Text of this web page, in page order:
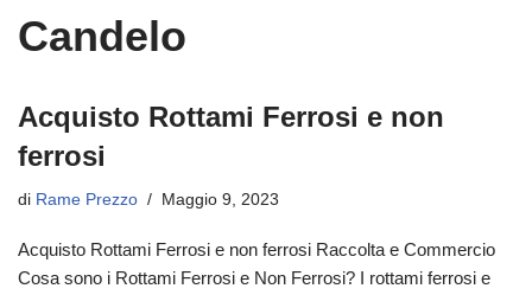
Candelo
Acquisto Rottami Ferrosi e non
ferrosi
di Rame Prezzo Maggio 9, 2023
Acquisto Rottami Ferrosi e non ferrosi Raccolta e Commercio
Cosa sono i Rottami Ferrosi e Non Ferrosi? I rottami ferrosi e